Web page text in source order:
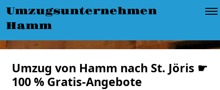
Umzugsunternehmen
Hamm
Umzug von Hamm nach St. Jöris ☛
100 % Gratis-Angebote